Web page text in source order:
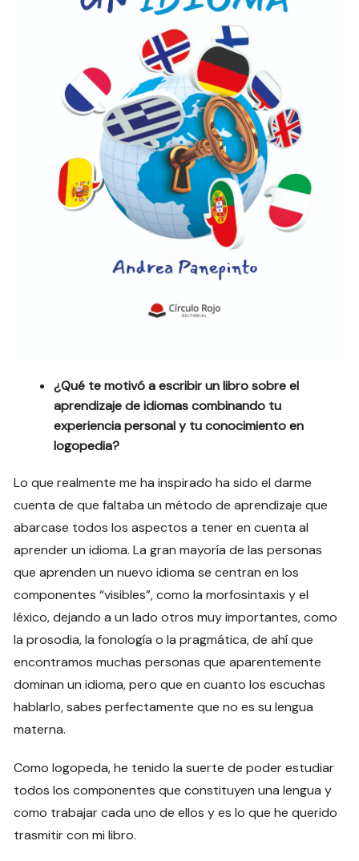
¿Qué te motivó a escribir un libro sobre el
aprendizaje de idiomas combinando tu
experiencia personal y tu conocimiento en
logopedia?
Lo que realmente me ha inspirado ha sido el darme
cuenta de que faltaba un método de aprendizaje que
abarcase todos los aspectos a tener en cuenta al
aprender un idioma. La gran mayoría de las personas
que aprenden un nuevo idioma se centran en los
componentes “visibles”, como la morfosintaxis y el
léxico, dejando a un lado otros muy importantes, como
la prosodia, la fonología o la pragmática, de ahí que
encontramos muchas personas que aparentemente
dominan un idioma, pero que en cuanto los escuchas
hablarlo, sabes perfectamente que no es su lengua
materna.
Como logopeda, he tenido la suerte de poder estudiar
todos los componentes que constituyen una lengua y
como trabajar cada uno de ellos y es lo que he querido
trasmitir con mi libro.